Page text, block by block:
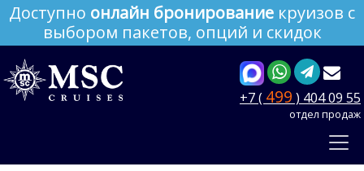
Доступно онлайн бронирование круизов с
выбором пакетов, опций и скидок
+7 ( 499 ) 404 09 55
отдел продаж